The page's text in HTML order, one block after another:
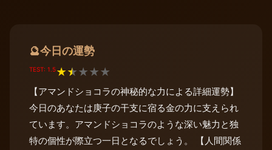
🔮今日の運勢
TEST: 1.5★★★★★
【アマンドショコラの神秘的な力による詳細運勢】
今日のあなたは庚子の干支に宿る金の力に支えられ
ています。アマンドショコラのような深い魅力と独
特の個性が際立つ一日となるでしょう。 【人間関係